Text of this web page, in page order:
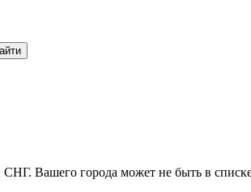
СНГ. Вашего города может не быть в